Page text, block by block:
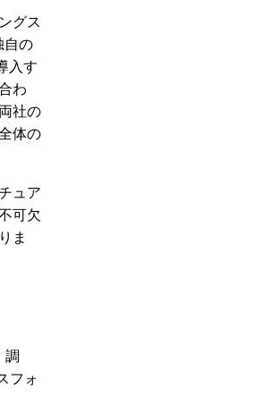
グス
自の
入す
わ
社の
体の
ュア
可欠
ま
調
フォ